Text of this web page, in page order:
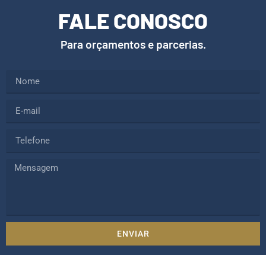
FALE CONOSCO
Para orçamentos e parcerias.
ENVIAR